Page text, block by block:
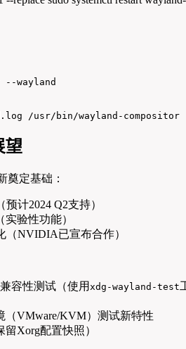
--wayland
/usr/bin/wayland-compositor
望
奠定基础：
计2024 Q2支持）
验性功能）
（NVIDIA已宣布合作）
容性测试（使用 xdg-wayland-test
（VMware/KVM）测试新特性
Xorg配置快照）